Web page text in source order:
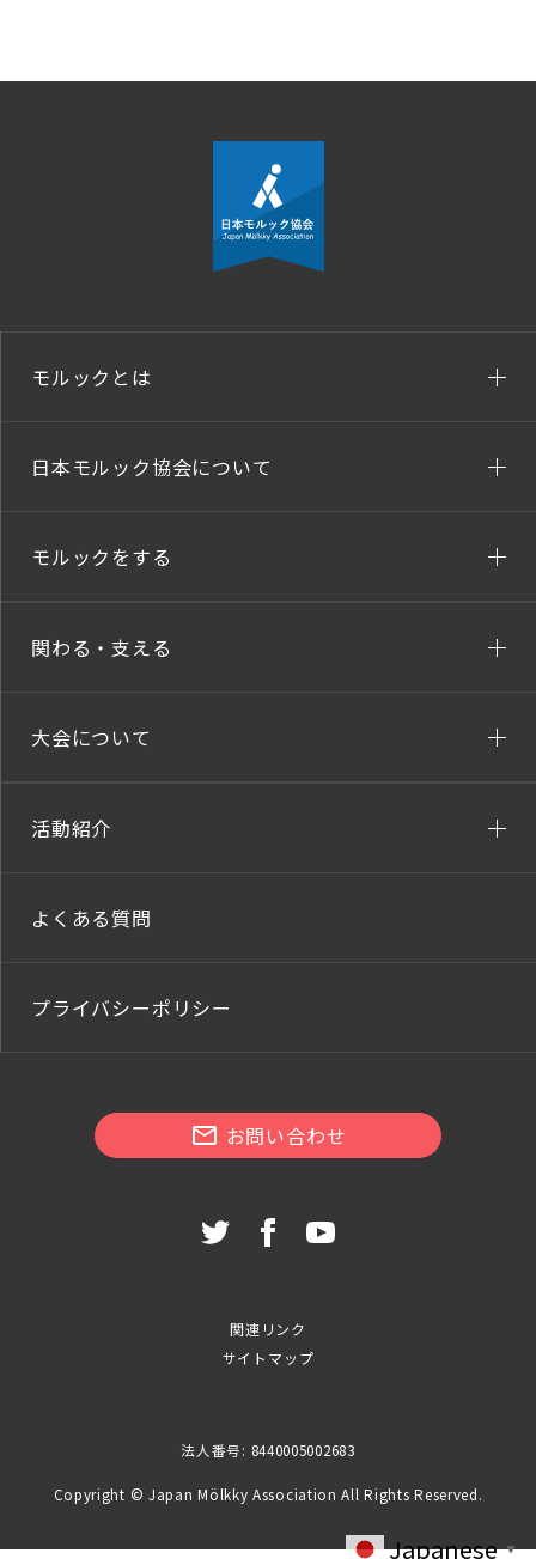
モルックとは
日本モルック協会について
モルックをする
関わる・支える
大会について
活動紹介
よくある質問
プライバシーポリシー
お問い合わせ
関連リンク
サイトマップ
法人番号: 8440005002683
Copyright © Japan Mölkky Association All Rights Reserved.
Japanese ▼